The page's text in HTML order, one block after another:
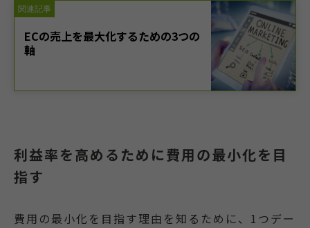
利益率を高めるために費用の最小化を目
指す
費用の最小化を目指す理由を知るために、1つデー